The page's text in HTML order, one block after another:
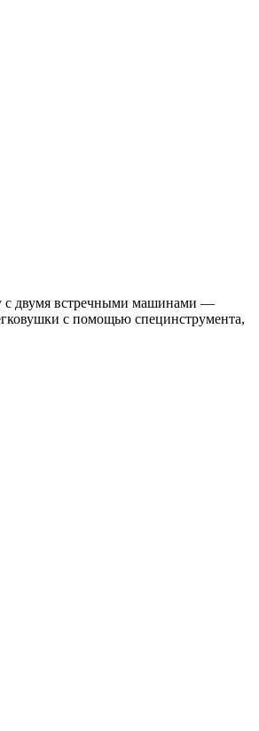
с двумя встречными машинами —
с помощью специнструмента,